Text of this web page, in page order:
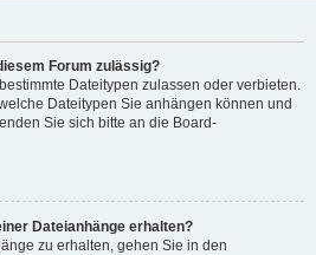
Forum zulässig?
Dateitypen zulassen oder verbieten.
Dateitypen Sie anhängen können und
Sie sich bitte an die Board-
Dateianhänge erhalten?
zu erhalten, gehen Sie in den